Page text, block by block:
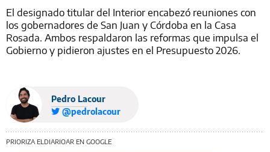
El designado titular del Interior encabezó reuniones con
los gobernadores de San Juan y Córdoba en la Casa
Rosada. Ambos respaldaron las reformas que impulsa el
Gobierno y pidieron ajustes en el Presupuesto 2026.
Pedro Lacour
@pedrolacour
PRIORIZA ELDIARIOAR EN GOOGLE